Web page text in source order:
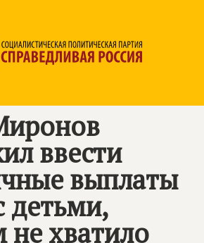
ввести
выплаты
детьми,
хватило